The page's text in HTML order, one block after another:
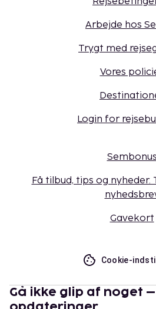
Arbejde hos
Trygt med
Vores
Login for
Sembonus
Få tilbud, tips og nyheder.
Gavekort
Cookie-
Gå ikke glip af noget